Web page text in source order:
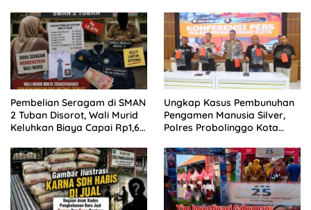
Tempuh Jalur Hukum
Pembelian Seragam di SMAN
2 Tuban Disorot, Wali Murid
Keluhkan Biaya Capai Rp1,6
Ungkap Kasus Pembunuhan
Pengamen Manusia Silver,
Polres Probolinggo Kota